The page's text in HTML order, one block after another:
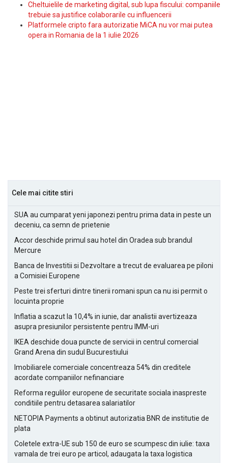
Cheltuielile de marketing digital, sub lupa fiscului: companiile
trebuie sa justifice colaborarile cu influencerii
Platformele cripto fara autorizatie MiCA nu vor mai putea
opera in Romania de la 1 iulie 2026
Cele mai citite stiri
SUA au cumparat yeni japonezi pentru prima data in peste un
deceniu, ca semn de prietenie
Accor deschide primul sau hotel din Oradea sub brandul
Mercure
Banca de Investitii si Dezvoltare a trecut de evaluarea pe piloni
a Comisiei Europene
Peste trei sferturi dintre tinerii romani spun ca nu isi permit o
locuinta proprie
Inflatia a scazut la 10,4% in iunie, dar analistii avertizeaza
asupra presiunilor persistente pentru IMM-uri
IKEA deschide doua puncte de servicii in centrul comercial
Grand Arena din sudul Bucurestiului
Imobiliarele comerciale concentreaza 54% din creditele
acordate companiilor nefinanciare
Reforma regulilor europene de securitate sociala inaspreste
conditiile pentru detasarea salariatilor
NETOPIA Payments a obtinut autorizatia BNR de institutie de
plata
Coletele extra-UE sub 150 de euro se scumpesc din iulie: taxa
vamala de trei euro pe articol, adaugata la taxa logistica